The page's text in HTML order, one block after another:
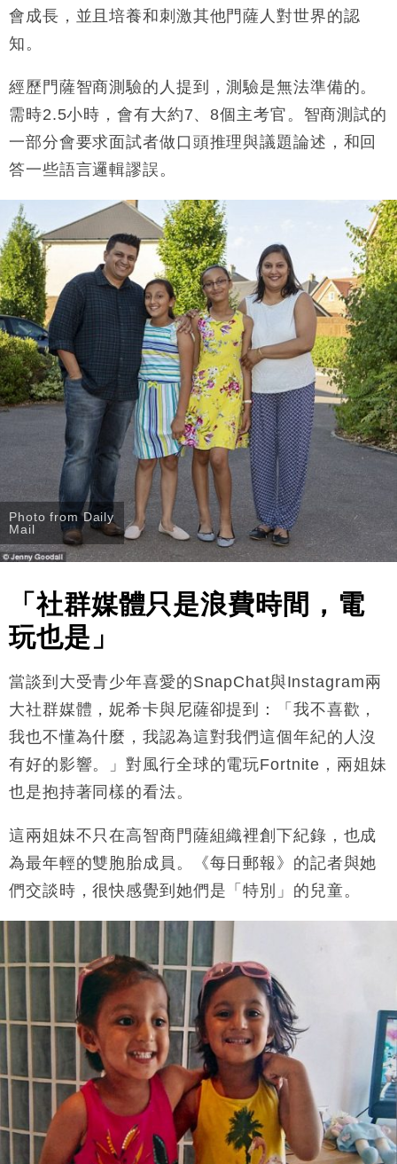
會成長，並且培養和刺激其他門薩人對世界的認
知。
經歷門薩智商測驗的人提到，測驗是無法準備的。
需時2.5小時，會有大約7、8個主考官。智商測試的
一部分會要求面試者做口頭推理與議題論述，和回
答一些語言邏輯謬誤。
Photo from Daily
Mail
「社群媒體只是浪費時間，電
玩也是」
當談到大受青少年喜愛的SnapChat與Instagram兩
大社群媒體，妮希卡與尼薩卻提到：「我不喜歡，
我也不懂為什麼，我認為這對我們這個年紀的人沒
有好的影響。」對風行全球的電玩Fortnite，兩姐妹
也是抱持著同樣的看法。
這兩姐妹不只在高智商門薩組織裡創下紀錄，也成
為最年輕的雙胞胎成員。《每日郵報》的記者與她
們交談時，很快感覺到她們是「特別」的兒童。